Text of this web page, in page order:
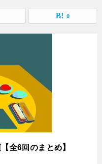
0
全6回のまとめ】